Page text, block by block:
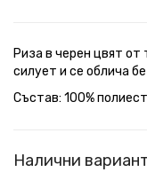
Риза в черен цвят
силует и се облича
Състав: 100%
Налични